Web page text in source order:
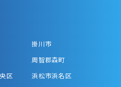
掛川市
周智郡森町
区 浜松市浜名区